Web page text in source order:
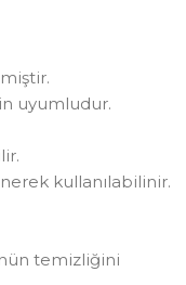
uyumludur.
kullanılabilinir.
temizliğini